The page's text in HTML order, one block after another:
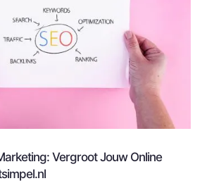
Vergroot Jouw Online